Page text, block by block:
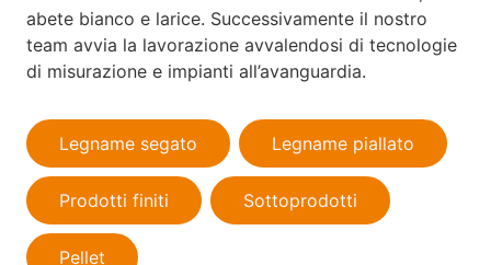
Legname segato Legname piallato
Prodotti finiti Sottoprodotti
Pellet
abete bianco e larice. Successivamente il nostro
team avvia la lavorazione avvalendosi di tecnologie
di misurazione e impianti all’avanguardia.